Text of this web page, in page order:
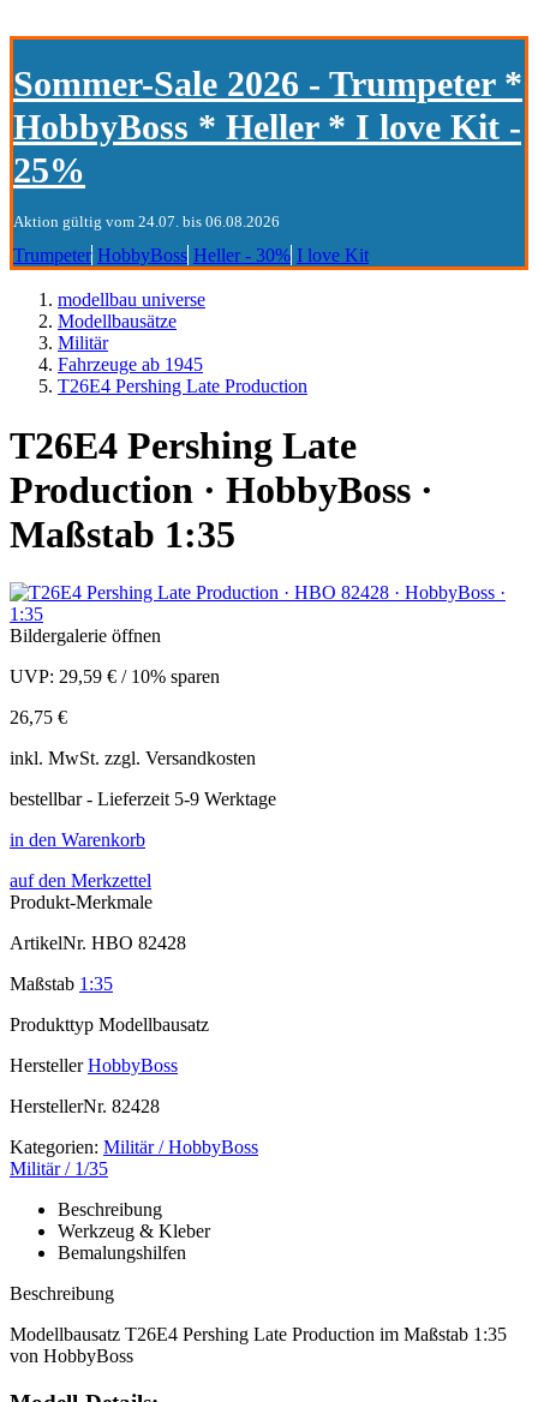
Sommer-Sale 2026 - Trumpeter *
HobbyBoss * Heller * I love Kit -
25%
Aktion gültig vom 24.07. bis 06.08.2026
Trumpeter HobbyBoss Heller - 30% I love Kit
modellbau universe
Modellbausätze
Militär
Fahrzeuge ab 1945
T26E4 Pershing Late Production
T26E4 Pershing Late
Production · HobbyBoss ·
Maßstab 1:35
Bildergalerie öffnen
UVP: 29,59 € / 10% sparen
26,75 €
inkl. MwSt. zzgl. Versandkosten
bestellbar - Lieferzeit 5-9 Werktage
in den Warenkorb
auf den Merkzettel
Produkt-Merkmale
ArtikelNr. HBO 82428
Maßstab 1:35
Produkttyp Modellbausatz
Hersteller HobbyBoss
HerstellerNr. 82428
Kategorien: Militär / HobbyBoss
Militär / 1/35
Beschreibung
Werkzeug & Kleber
Bemalungshilfen
Beschreibung
Modellbausatz T26E4 Pershing Late Production im Maßstab 1:35
von HobbyBoss